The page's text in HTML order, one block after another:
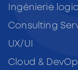
Ingénierie
Consulting
UX/UI
Cloud &